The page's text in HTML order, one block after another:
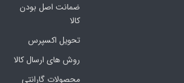
ضمانت اصل بودن
کالا
تحویل اکسپرس
روش های ارسال کالا
محصولات گارانتی